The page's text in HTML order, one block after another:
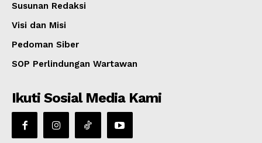
Susunan Redaksi
Visi dan Misi
Pedoman Siber
SOP Perlindungan Wartawan
Ikuti Sosial Media Kami